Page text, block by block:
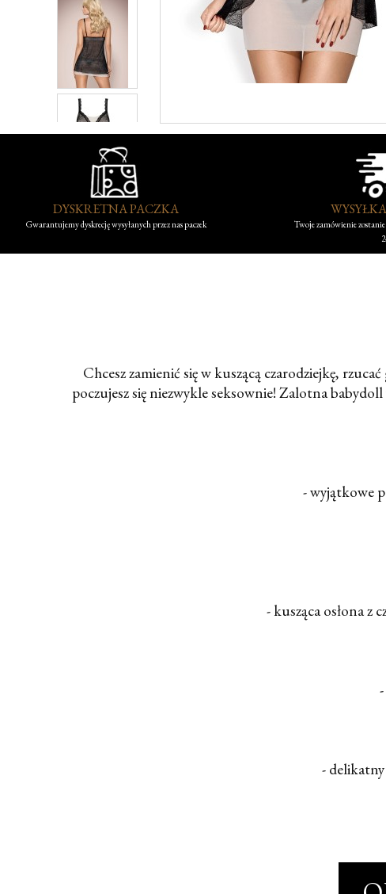
DYSKRETNA PACZKA
Gwarantujemy dyskrecję wysyłanych przez nas paczek
Twoje zamówienie
Chcesz zamienić się w kuszącą czarodziejkę,
poczujesz się niezwykle seksownie! Zalotna
- wyjątkowe
- kusząca osłona
-